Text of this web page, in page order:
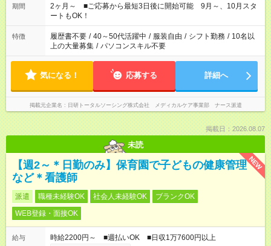
など、あなたのご希望に沿ったお仕事をご紹介します！ ※Wワ
ーク希望の方へ 今ご覧のお仕事で希望する勤務時間と、もう1つ
のお仕事の勤務時間。 合計で週40時間を超える場合は応募でき
ません
期間
2ヶ月～ ■ご応募から最短3日後に開始可能 9月～、10月スタ
ートもOK！
特徴 履歴書不要 / 40～50代活躍中 / 服装自由 / シフト勤務 / 10名以
上の大量募集 / パソコンスキル不要
気になる！ 応募する 詳細へ
掲載元企業名 日研トータルソーシング株式会社 メディカルケア事業部 ナース派遣
掲載日：2026.08.07
未読
NEW
【週2～＊日勤のみ】保育園で子どもの健康管理
など＊看護師
派遣 職種未経験OK 社会人未経験OK
ブランクOK
WEB登録・面接OK
給与
時給2200円～ ■週払いOK ■日収1万7600円以上